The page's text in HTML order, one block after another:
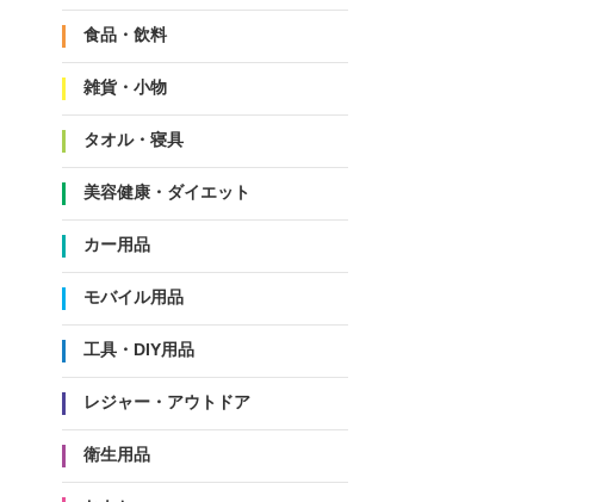
食品・飲料
雑貨・小物
タオル・寝具
美容健康・ダイエット
カー用品
モバイル用品
工具・DIY用品
レジャー・アウトドア
衛生用品